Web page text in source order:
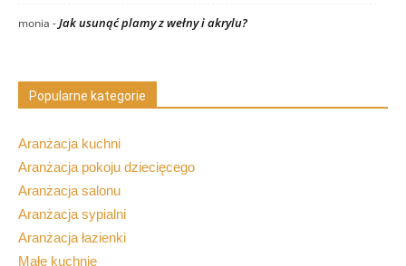
monia -Jak usunąć plamy z wełny i akrylu?
Popularne kategorie
Aranżacja kuchni
Aranżacja pokoju dziecięcego
Aranżacja salonu
Aranżacja sypialni
Aranżacja łazienki
Małe kuchnie